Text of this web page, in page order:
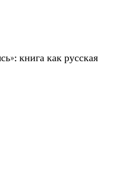
книга как русская